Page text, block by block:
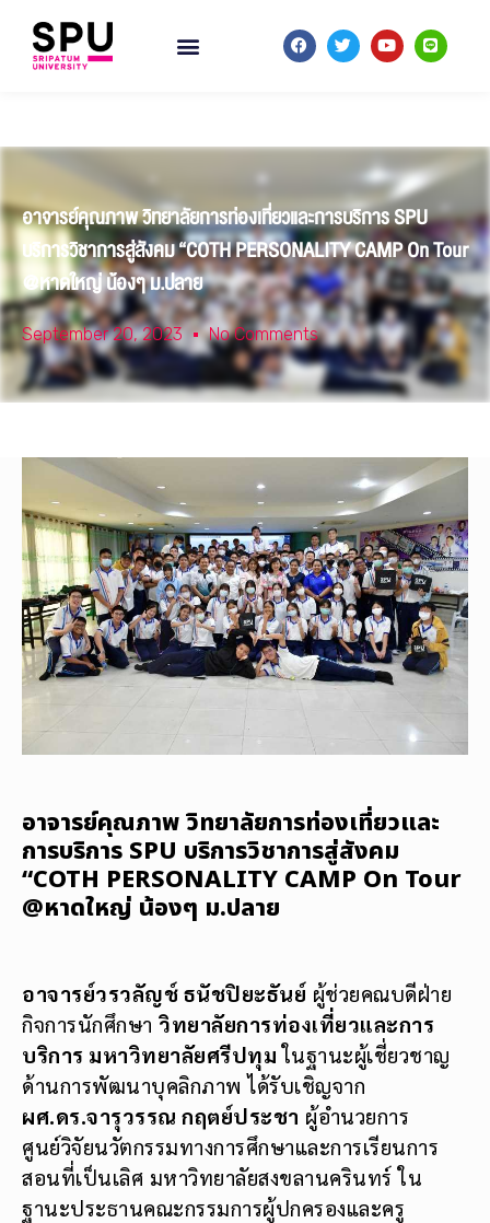
อาจารย์คุณภาพ วิทยาลัยการท่องเที่ยวและการบริการ SPU
บริการวิชาการสู่สังคม “COTH PERSONALITY CAMP On Tour
@หาดใหญ่ น้องๆ ม.ปลาย
September 20, 2023 No Comments
อาจารย์คุณภาพ วิทยาลัยการท่องเที่ยวและ
การบริการ SPU บริการวิชาการสู่สังคม
“COTH PERSONALITY CAMP On Tour
@หาดใหญ่ น้องๆ ม.ปลาย
อาจารย์วรวลัญช์ ธนัชปิยะธันย์ ผู้ช่วยคณบดีฝ่าย
กิจการนักศึกษา วิทยาลัยการท่องเที่ยวและการ
บริการ มหาวิทยาลัยศรีปทุมในฐานะผู้เชี่ยวชาญ
ด้านการพัฒนาบุคลิกภาพ ได้รับเชิญจาก
ผศ.ดร.จารุวรรณ กฤตย์ประชา ผู้อำนวยการ
ศูนย์วิจัยนวัตกรรมทางการศึกษาและการเรียนการ
สอนที่เป็นเลิศ มหาวิทยาลัยสงขลานครินทร์ ใน
ฐานะประธานคณะกรรมการผู้ปกครองและครู